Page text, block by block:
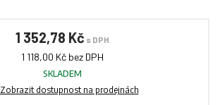
1 352,78 Kč s DPH
1 118,00 Kč bez DPH
SKLADEM
Zobrazit dostupnost na prodejnách